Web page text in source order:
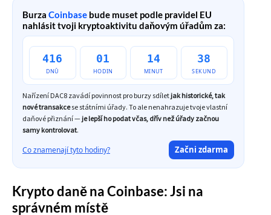
Burza Coinbase bude muset podle pravidel EU
nahlásit tvoji kryptoaktivitu daňovým úřadům za:
416
DNŮ
01
HODIN
14
MINUT
37
SEKUND
Nařízení DAC8 zavádí povinnost pro burzy sdílet jak historické, tak
nové transakcese státními úřady. To ale nenahrazuje tvoje vlastní
daňové přiznání — je lepší ho podat včas, dřív než úřady začnou
samy kontrolovat.
Co znamenají tyto hodiny? Začni zdarma
Krypto daně na Coinbase: Jsi na
správném místě